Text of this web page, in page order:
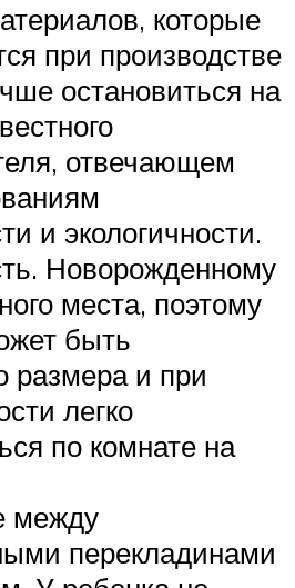
которые
при производстве
остановиться на
отвечающем
и экологичности.
Новорожденному
места, поэтому
быть
размера и при
легко
по комнате на
между
перекладинами